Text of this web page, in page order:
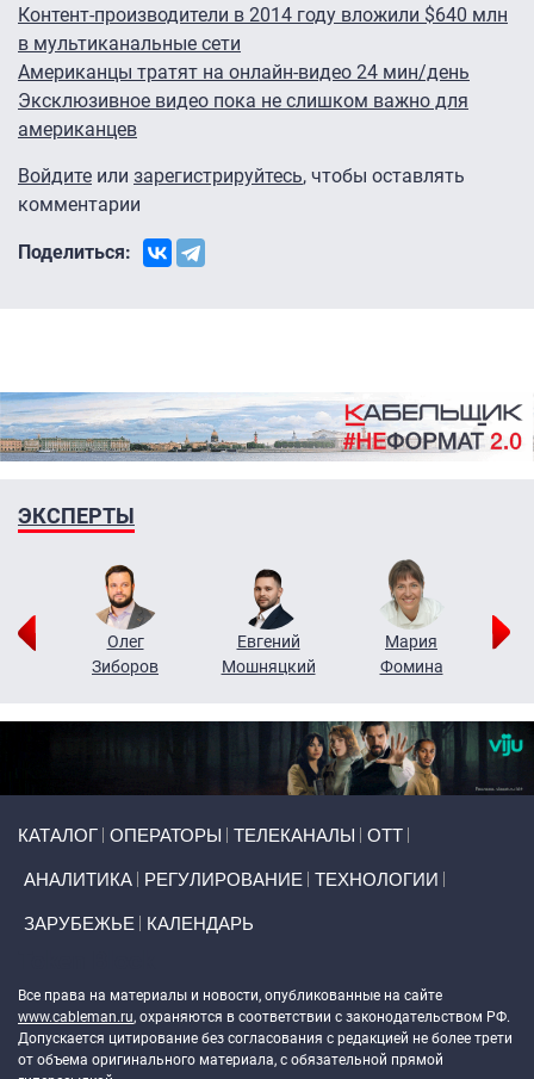
Контент-производители в 2014 году вложили $640 млн
в мультиканальные сети
Американцы тратят на онлайн-видео 24 мин/день
Эксклюзивное видео пока не слишком важно для
американцев
Войдите или зарегистрируйтесь, чтобы оставлять
комментарии
Поделиться:
ЭКСПЕРТЫ
Олег
Зиборов
Евгений
Мошняцкий
Мария
Фомина
КАТАЛОГ ОПЕРАТОРЫ ТЕЛЕКАНАЛЫ ОТТ
АНАЛИТИКА РЕГУЛИРОВАНИЕ ТЕХНОЛОГИИ
ЗАРУБЕЖЬЕ КАЛЕНДАРЬ
Все права на материалы и новости, опубликованные на сайте
www.cableman.ru, охраняются в соответствии с законодательством РФ.
Допускается цитирование без согласования с редакцией не более трети
от объема оригинального материала, с обязательной прямой